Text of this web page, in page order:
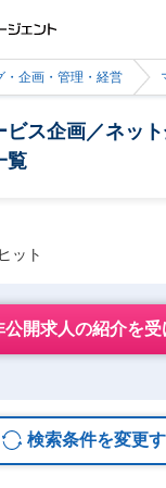
・企画・管理・経営
ビス企画／ネッ
覧
ット
公開求人の紹介を受
検索条件を変更